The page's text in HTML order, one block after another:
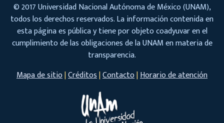
© 2017 Universidad Nacional Autónoma de México (UNAM),
todos los derechos reservados. La información contenida en
esta página es pública y tiene por objeto coadyuvar en el
cumplimiento de las obligaciones de la UNAM en materia de
transparencia.
Mapa de sitio|Créditos|Contacto|Horario de atención